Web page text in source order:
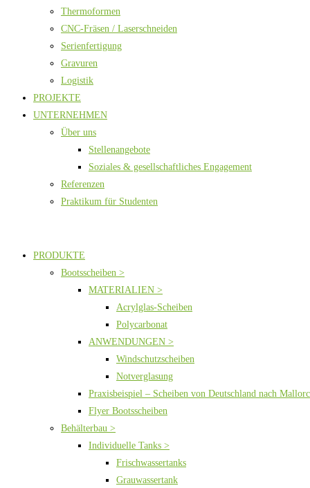
Thermoformen
CNC-Fräsen / Laserschneiden
Serienfertigung
Gravuren
Logistik
PROJEKTE
UNTERNEHMEN
Über uns
Stellenangebote
Soziales & gesellschaftliches Engagement
Referenzen
Praktikum für Studenten
PRODUKTE
Bootsscheiben >
MATERIALIEN >
Acrylglas-Scheiben
Polycarbonat
ANWENDUNGEN >
Windschutzscheiben
Notverglasung
Praxisbeispiel – Scheiben von Deutschland nach
Flyer Bootsscheiben
Behälterbau >
Individuelle Tanks >
Frischwassertanks
Grauwassertank